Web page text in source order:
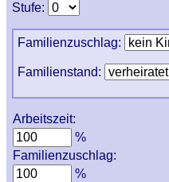
Stufe:
Familienzuschlag:
Familienstand:
Arbeitszeit:
%
Familienzuschlag:
%